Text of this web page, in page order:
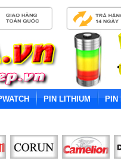
PIN LITHIUM PIN